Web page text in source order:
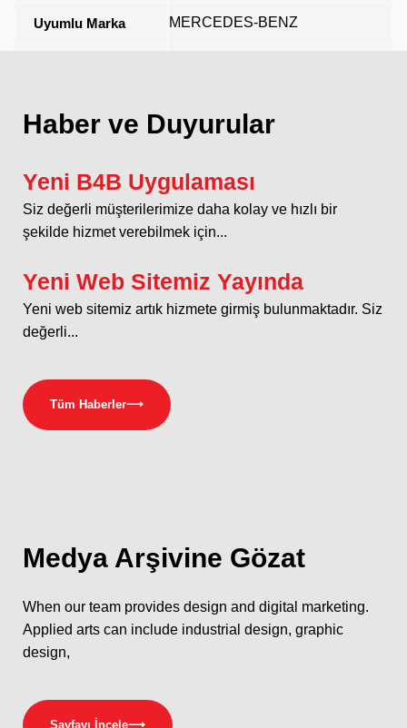
Uyumlu Marka MERCEDES-BENZ
Haber ve Duyurular
Yeni B4B Uygulaması
Siz değerli müşterilerimize daha kolay ve hızlı bir
şekilde hizmet verebilmek için...
Yeni Web Sitemiz Yayında
Yeni web sitemiz artık hizmete girmiş bulunmaktadır. Siz
değerli...
Tüm Haberler⟶
Medya Arşivine Gözat
When our team provides design and digital marketing.
Applied arts can include industrial design, graphic
design,
Sayfayı İncele⟶